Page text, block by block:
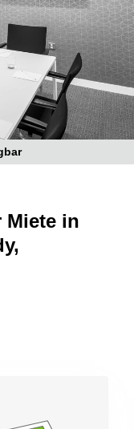
Miete in